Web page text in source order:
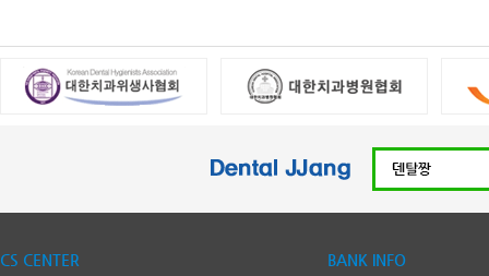
CS CENTER BANK INFO